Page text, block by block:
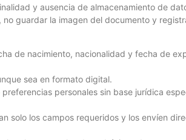
y ausencia de almacenamiento de
guardar la imagen del documento y
de nacimiento, nacionalidad y fecha de
sea en formato digital.
personales sin base jurídica
solo los campos requeridos y los envíen